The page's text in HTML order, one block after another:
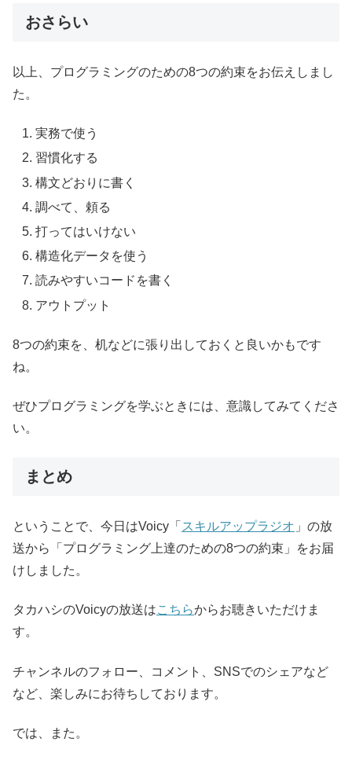
おさらい
以上、プログラミングのための8つの約束をお伝えしまし
た。
実務で使う
習慣化する
構文どおりに書く
調べて、頼る
打ってはいけない
構造化データを使う
読みやすいコードを書く
アウトプット
8つの約束を、机などに張り出しておくと良いかもです
ね。
ぜひプログラミングを学ぶときには、意識してみてくださ
い。
まとめ
ということで、今日はVoicy「 スキルアップラジオ 」の放
送から「プログラミング上達のための8つの約束」をお届
けしました。
タカハシのVoicyの放送はこちらからお聴きいただけま
す。
チャンネルのフォロー、コメント、SNSでのシェアなど
など、楽しみにお待ちしております。
では、また。